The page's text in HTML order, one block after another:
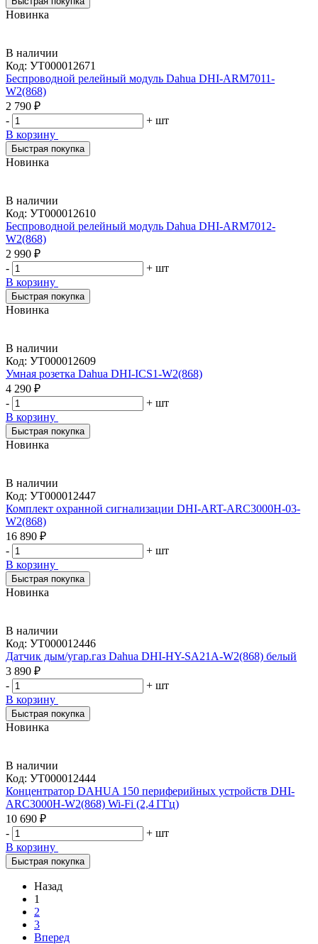
Новинка
В наличии
Код: УТ000012671
Беспроводной релейный модуль Dahua DHI-ARM7011-
W2(868)
2 790 ₽
-
+ шт
В корзину
Быстрая покупка
Новинка
В наличии
Код: УТ000012610
Беспроводной релейный модуль Dahua DHI-ARM7012-
W2(868)
2 990 ₽
-
+ шт
В корзину
Быстрая покупка
Новинка
В наличии
Код: УТ000012609
Умная розетка Dahua DHI-ICS1-W2(868)
4 290 ₽
-
+ шт
В корзину
Быстрая покупка
Новинка
В наличии
Код: УТ000012447
Комплект охранной сигнализации DHI-ART-ARC3000H-03-
W2(868)
16 890 ₽
-
+ шт
В корзину
Быстрая покупка
Новинка
В наличии
Код: УТ000012446
Датчик дым/угар.газ Dahua DHI-HY-SA21A-W2(868) белый
3 890 ₽
-
+ шт
В корзину
Быстрая покупка
Новинка
В наличии
Код: УТ000012444
Концентратор DAHUA 150 периферийных устройств DHI-
ARC3000H-W2(868) Wi‑Fi (2,4 ГГц)
10 690 ₽
-
+ шт
В корзину
Быстрая покупка
Назад
1
2
3
Вперед